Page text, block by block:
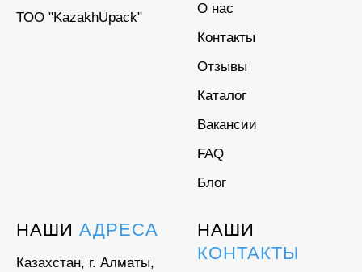
ТОО "KazakhUpack"
О нас
Контакты
Отзывы
Каталог
Вакансии
FAQ
Блог
НАШИ АДРЕСА
Казахстан, г. Алматы,
НАШИ
КОНТАКТЫ